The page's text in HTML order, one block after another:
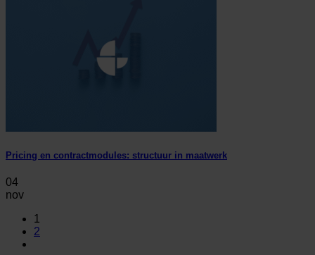
Pricing en contractmodules: structuur in maatwerk
04
nov
1
2